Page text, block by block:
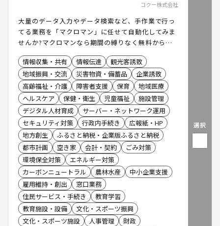
コクー株式会社
大量のデータ入力やデータ検索など、手作業で行っ
てる業務を「マクロマン」に任せて自動化してみま
せんか?マクロマンなら期間の縛りなく無料から利
用できます。
情報収集・共有
情報伝達
観光客誘致
地域振興・交流
災害物資・備蓄品
企業誘致
高齢福祉・介護
障害者支援 保育
地域医療
ヘルスケア
保健・衛生 児童福祉
施設管理
デジタル人材育成
サーバー・ネットワーク運用
セキュリティ対策
行政内手続き
広報紙・HP
地方創生
ふるさと納税・企業版ふるさと納税
都市計画
空き家 会計・契約
ごみ対策
環境保全対策
エネルギー対策
カーボンニュートラル
農林水産
中小企業支援
雇用維持・創出
窓口業務
住民サービス・手続き
教育学習
教育施設・設備
文化・スポーツ振興
文化・スポーツ施設
人事管理
財政
選択